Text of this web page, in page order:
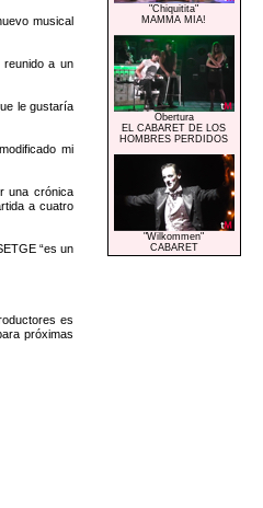
musical
reunido a un
le gustaría
mi
una crónica
a cuatro
“es un
es
próximas
"Chiquitita"
MAMMA MIA!
Obertura
EL CABARET DE LOS
HOMBRES PERDIDOS
"Wilkommen"
CABARET